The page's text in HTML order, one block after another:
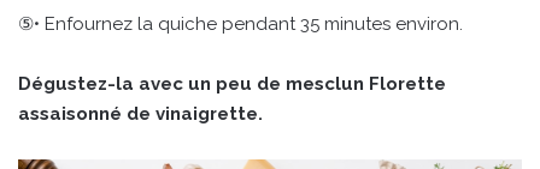
⑤• Enfournez la quiche pendant 35 minutes environ.
Dégustez-la avec un peu de mesclun Florette
assaisonné de vinaigrette.